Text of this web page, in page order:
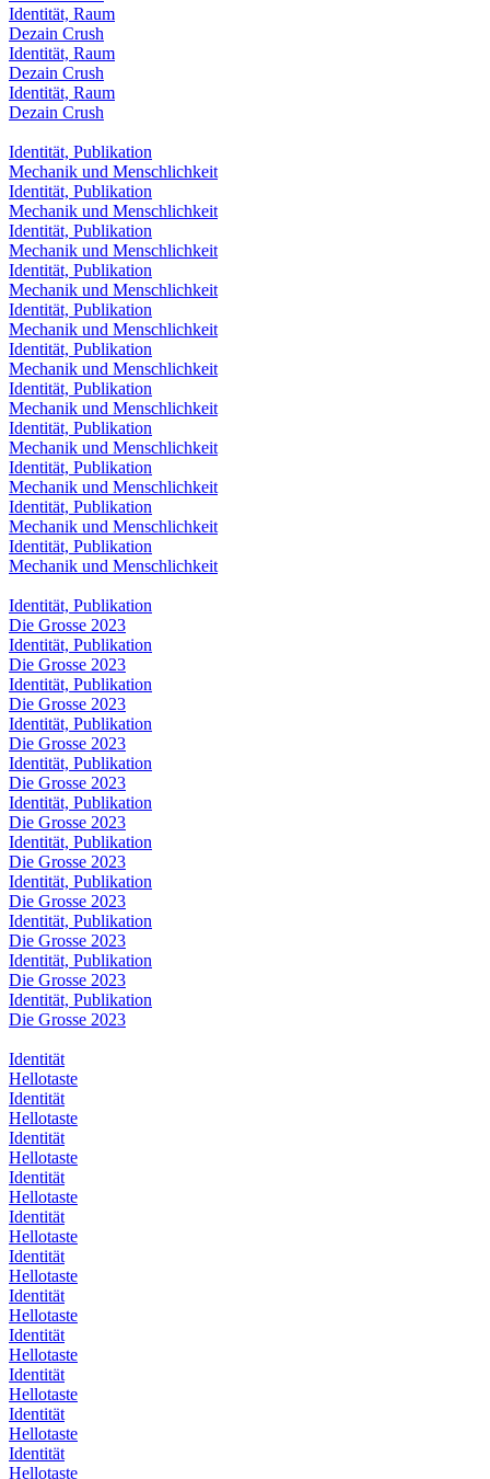
Identität, Raum
Dezain Crush
Identität, Raum
Dezain Crush
Identität, Raum
Dezain Crush
Identität, Publikation
Mechanik und Menschlichkeit
Identität, Publikation
Mechanik und Menschlichkeit
Identität, Publikation
Mechanik und Menschlichkeit
Identität, Publikation
Mechanik und Menschlichkeit
Identität, Publikation
Mechanik und Menschlichkeit
Identität, Publikation
Mechanik und Menschlichkeit
Identität, Publikation
Mechanik und Menschlichkeit
Identität, Publikation
Mechanik und Menschlichkeit
Identität, Publikation
Mechanik und Menschlichkeit
Identität, Publikation
Mechanik und Menschlichkeit
Identität, Publikation
Mechanik und Menschlichkeit
Identität, Publikation
Die Grosse 2023
Identität, Publikation
Die Grosse 2023
Identität, Publikation
Die Grosse 2023
Identität, Publikation
Die Grosse 2023
Identität, Publikation
Die Grosse 2023
Identität, Publikation
Die Grosse 2023
Identität, Publikation
Die Grosse 2023
Identität, Publikation
Die Grosse 2023
Identität, Publikation
Die Grosse 2023
Identität, Publikation
Die Grosse 2023
Identität, Publikation
Die Grosse 2023
Identität
Hellotaste
Identität
Hellotaste
Identität
Hellotaste
Identität
Hellotaste
Identität
Hellotaste
Identität
Hellotaste
Identität
Hellotaste
Identität
Hellotaste
Identität
Hellotaste
Identität
Hellotaste
Identität
Hellotaste